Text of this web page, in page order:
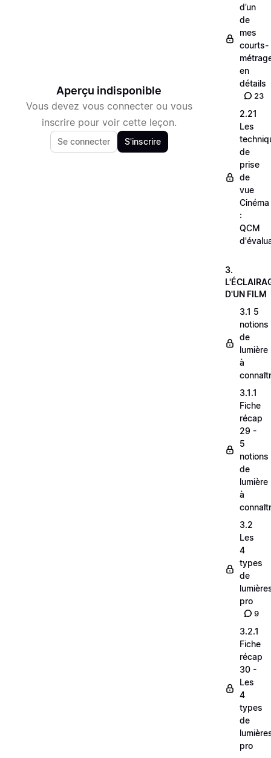
Aperçu indisponible
Vous devez vous connecter ou vous
inscrire pour voir cette leçon.
Se connecter S'inscrire
d’un
de
mes
courts-
en
détails
23
2.21
Les
de
prise
de
vue
Cinéma
:
QCM
3.
D'UN FILM
3.1 5
notions
de
lumière
à
3.1.1
Fiche
récap
29 -
5
notions
de
lumière
à
3.2
Les
4
types
de
pro
9
3.2.1
Fiche
récap
30 -
Les
4
types
de
pro